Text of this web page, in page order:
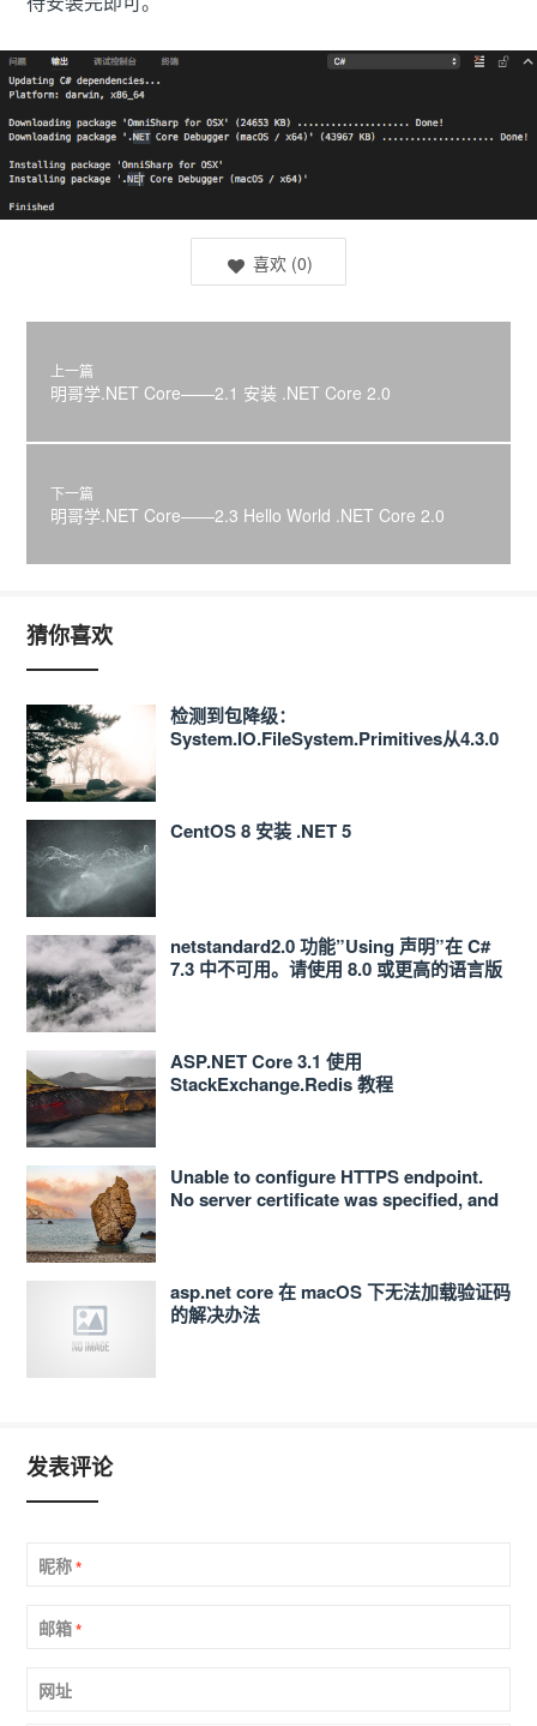
喜欢 (0)
上一篇
明哥学.NET Core——2.1 安装 .NET Core 2.0
下一篇
明哥学.NET Core——2.3 Hello World .NET Core 2.0
猜你喜欢
检测到包降级：
System.IO.FileSystem.Primitives从4.3.0
CentOS 8 安装 .NET 5
netstandard2.0 功能”Using 声明”在 C#
7.3 中不可用。请使用 8.0 或更高的语言版
ASP.NET Core 3.1 使用
StackExchange.Redis 教程
Unable to configure HTTPS endpoint.
No server certificate was specified, and
asp.net core 在 macOS 下无法加载验证码
的解决办法
发表评论
昵称*
邮箱*
网址